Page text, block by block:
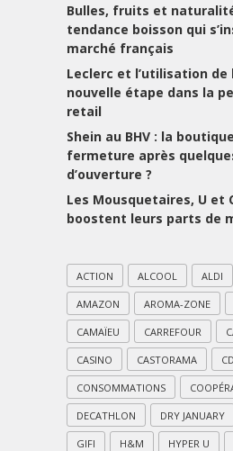
Bulles, fruits et
tendance boisson qui
marché français
Leclerc et l’utilisation de
nouvelle étape dans la
retail
Shein au BHV : la
fermeture après
d’ouverture ?
Les Mousquetaires, U et
boostent leurs parts de
ACTION ALCOOL ALDI
AMAZON AROMA-ZONE
CAMAÏEU CARREFOUR
CASINO CASTORAMA
CONSOMMATIONS
DECATHLON DRY JANUARY
GIFI H&M HYPER U